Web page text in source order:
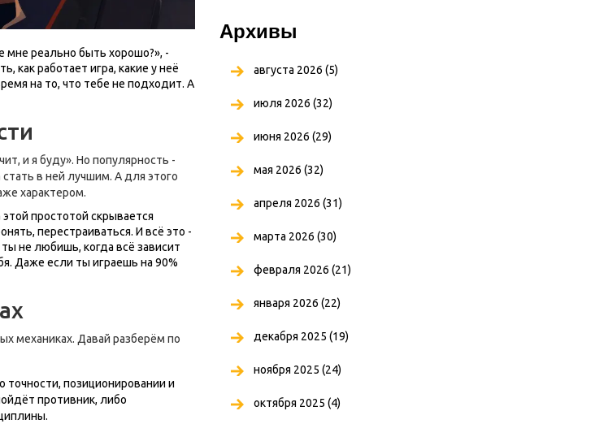
мне реально быть хорошо?», -
как работает игра, какие у неё
на то, что тебе не подходит. А
и я буду». Но популярность -
в ней лучшим. А для этого
характером.
простотой скрывается
перестраиваться. И всё это -
не любишь, когда всё зависит
Даже если ты играешь на 90%
механиках. Давай разберём по
точности, позиционировании и
противник, либо
Архивы
августа 2026 (5)
июля 2026 (32)
июня 2026 (29)
мая 2026 (32)
апреля 2026 (31)
марта 2026 (30)
февраля 2026 (21)
января 2026 (22)
декабря 2025 (19)
ноября 2025 (24)
октября 2025 (4)